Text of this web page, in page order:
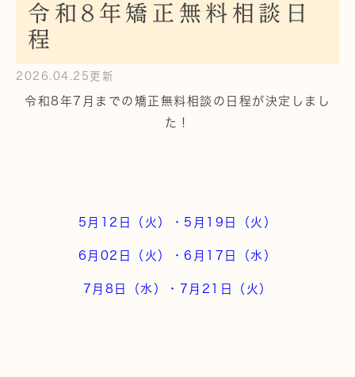
令和8年矯正無料相談日
程
2026.04.25更新
令和8年7月までの矯正無料相談の日程が決定しまし
た！
5月12日（火）・5月19日（火）
6月02日（火）・6月17日（水）
7月8日（水）・7月21日（火）